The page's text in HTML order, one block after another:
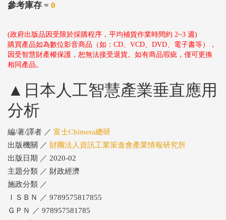
參考庫存 = 0
(政府出版品因受限於採購程序，平均補貨作業時間約 2~3 週)
購買產品如為數位影音商品（如：CD、VCD、DVD、電子書等），
因受智慧財產權保護，恕無法接受退貨。如有商品瑕疵，僅可更換
相同產品。
▲日本人工智慧產業垂直應用
分析
編/著/譯者 ／ 富士Chimera總研
出版機關 ／ 財團法人資訊工業策進會產業情報研究所
出版日期 ／ 2020-02
主題分類 ／ 財政經濟
施政分類 ／
ＩＳＢＮ ／ 9789575817855
ＧＰＮ ／ 978957581785